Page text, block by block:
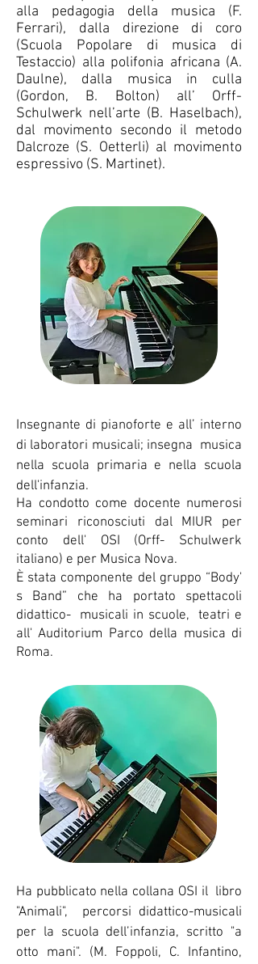
alla pedagogia della musica (F.
Ferrari), dalla direzione di coro
(Scuola Popolare di musica di
Testaccio) alla polifonia africana (A.
Daulne), dalla musica in culla
(Gordon, B. Bolton) all’ Orff-
Schulwerk nell’arte (B. Haselbach),
dal movimento secondo il metodo
Dalcroze (S. Oetterli) al movimento
espressivo (S. Martinet).
Insegnante di pianoforte e all’ interno
di laboratori musicali; insegna musica
nella scuola primaria e nella scuola
dell'infanzia.
Ha condotto come docente numerosi
seminari riconosciuti dal MIUR per
conto dell' OSI (Orff- Schulwerk
italiano) e per Musica Nova.
È stata componente del gruppo “Body'
s Band” che ha portato spettacoli
didattico- musicali in scuole, teatri e
all' Auditorium Parco della musica di
Roma.
Ha pubblicato nella collana OSI il libro
"Animali", percorsi didattico-musicali
per la scuola dell’infanzia, scritto "a
otto mani". (M. Foppoli, C. Infantino,